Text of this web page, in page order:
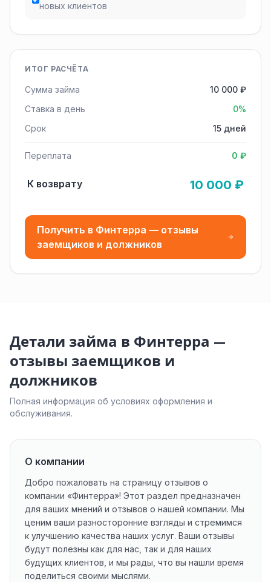
новых клиентов
ИТОГ РАСЧЁТА
Сумма займа
10 000 ₽
Ставка в день
0%
Срок
15 дней
Переплата 0 ₽
К возврату 10 000 ₽
Получить в Финтерра — отзывы
заемщиков и должников
Детали займа в Финтерра —
отзывы заемщиков и
должников
Полная информация об условиях оформления и
обслуживания.
О компании
Добро пожаловать на страницу отзывов о
компании «Финтерра»! Этот раздел предназначен
для ваших мнений и отзывов о нашей компании. Мы
ценим ваши разносторонние взгляды и стремимся
к улучшению качества наших услуг. Ваши отзывы
будут полезны как для нас, так и для наших
будущих клиентов, и мы рады, что вы нашли время
поделиться своими мыслями.